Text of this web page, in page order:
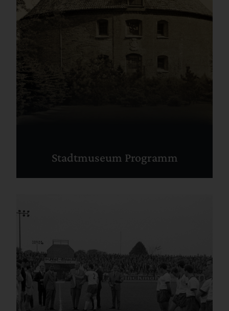
Stadtmuseum Programm